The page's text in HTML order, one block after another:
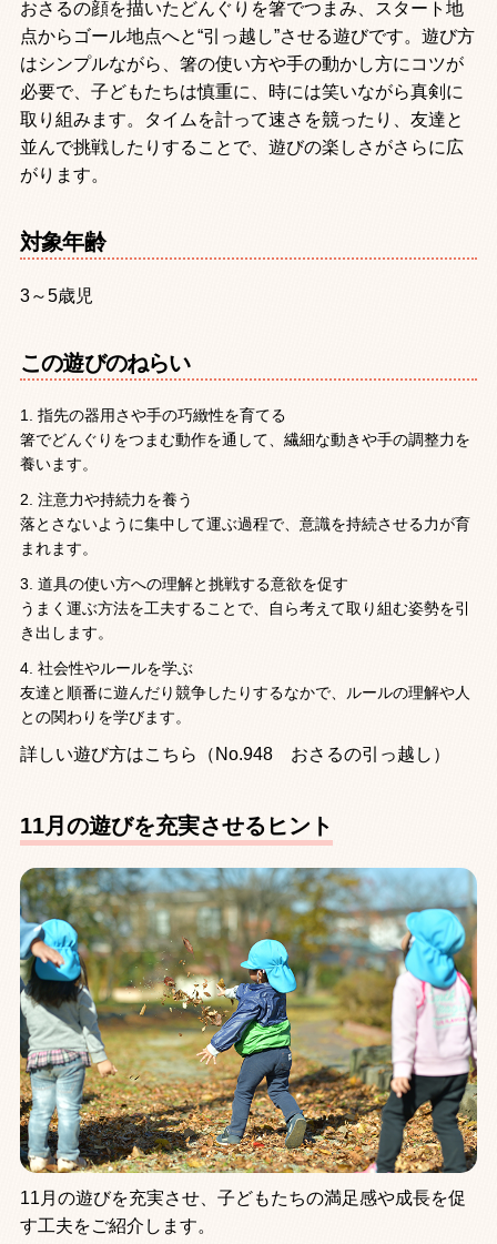
おさるの顔を描いたどんぐりを箸でつまみ、スタート地
点からゴール地点へと“引っ越し”させる遊びです。遊び方
はシンプルながら、箸の使い方や手の動かし方にコツが
必要で、子どもたちは慎重に、時には笑いながら真剣に
取り組みます。タイムを計って速さを競ったり、友達と
並んで挑戦したりすることで、遊びの楽しさがさらに広
がります。
対象年齢
3～5歳児
この遊びのねらい
指先の器用さや手の巧緻性を育てる
箸でどんぐりをつまむ動作を通して、繊細な動きや手の調整力を
養います。
注意力や持続力を養う
落とさないように集中して運ぶ過程で、意識を持続させる力が育
まれます。
道具の使い方への理解と挑戦する意欲を促す
うまく運ぶ方法を工夫することで、自ら考えて取り組む姿勢を引
き出します。
社会性やルールを学ぶ
友達と順番に遊んだり競争したりするなかで、ルールの理解や人
との関わりを学びます。
詳しい遊び方はこちら（No.948 おさるの引っ越し）
11月の遊びを充実させるヒント
11月の遊びを充実させ、子どもたちの満足感や成長を促
す工夫をご紹介します。